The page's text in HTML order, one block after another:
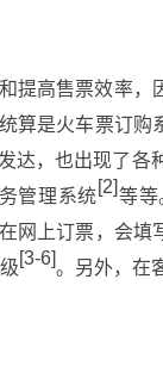
提高售票效率
算是火车票订
达，也出现了
管理系统[2]等等
网上订票，会
[3-6]。另外，在